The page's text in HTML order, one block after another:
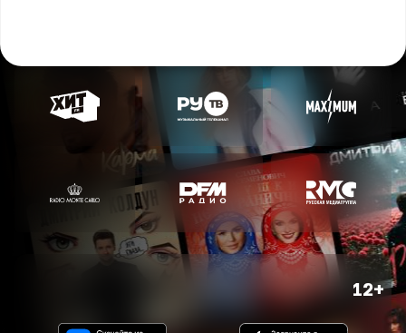
12+